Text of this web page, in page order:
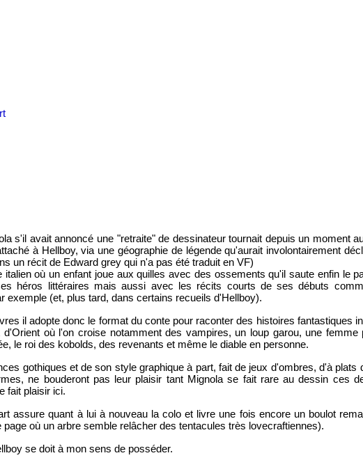
s'il avait annoncé une "retraite" de dessinateur tournait depuis un moment
à Hellboy, via une géographie de légende qu'aurait involontairement
un récit de Edward grey qui n'a pas été traduit en VF)
où un enfant joue aux quilles avec des ossements qu'il saute enfin le
héros littéraires mais aussi avec les récits courts de ses débuts
exemple (et, plus tard, dans certains recueils d'Hellboy).
il adopte donc le format du conte pour raconter des histoires fantastiques
où l'on croise notamment des vampires, un loup garou, une femme
le roi des kobolds, des revenants et même le diable en personne.
gothiques et de son style graphique à part, fait de jeux d'ombres, d'à plats
ne bouderont pas leur plaisir tant Mignola se fait rare au dessin ces
fait plaisir ici.
assure quant à lui à nouveau la colo et livre une fois encore un boulot
page où un arbre semble relâcher des tentacules très lovecraftiennes).
se doit à mon sens de posséder.